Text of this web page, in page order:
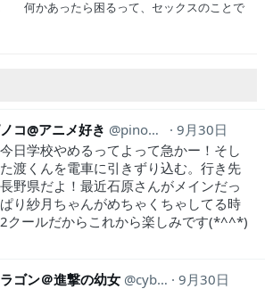
何かあったら困るって、セックスのことで
んにも… 超積極的なところ以外は好きな人の
渡くん、結局長野へ…。これじゃあま
ませ犬すぎるだろ。勢いで特…
コ@アニメ好き pinopinopino369
9月30日
日学校やめるってよって急かー！そし
渡くんを電車に引きずり込む。行き先
野県だよ！最近石原さんがメインだっ
り紗月ちゃんがめちゃくちゃしてる時
クールだからこれから楽しみです(*^^*)
ゴン＠進撃の幼女 cyber_dragon28
9月30日